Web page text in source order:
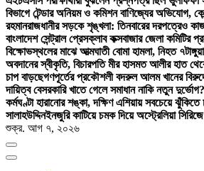
বিভাগে টেন্ডার অনিয়ম ও কমিশন বাণিজ্যের অভিযোগ,
রহমানরাজধানীর সড়কে শৃঙ্খলা: তিনবারের দরপত্রেও
বাংলাদেশ সেন্ট্রাল প্রেসক্লাব কক্সবাজার জেলা কমিটির
বিক্ষোভস্থলের মাঝে আত্মঘাতী বোমা হামলা, নিহত ৭
অবদানের স্বীকৃতি, বিচারপতি মীর হাসমত আলীর হাত
চাপ বাড়ছেগণপূর্তের প্রকৌশলী বদরুল আলম খানের
দায়িত্ব বেসরকারি খাতে গেলে সমাধান নাকি নতুন দুর্ভোগ?
কর্মঘণ্টা হারানোর শঙ্কা, দক্ষিণ এশিয়ায় সবচেয়ে ঝুঁকিতে
সালাহউদ্দিনইনজুরি কাটিয়ে চমক দিয়ে অস্ট্রেলিয়া
শুক্র. আগ ৭, ২০২৬